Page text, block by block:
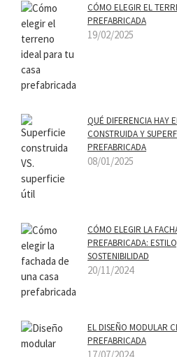
CÓMO ELEGIR EL
PREFABRICADA
19/02/2025
QUÉ DIFERENCIA HAY
CONSTRUIDA Y
PREFABRICADA
08/01/2025
CÓMO ELEGIR LA
PREFABRICADA:
SOSTENIBILIDAD
20/11/2024
EL DISEÑO MODULAR
PREFABRICADA